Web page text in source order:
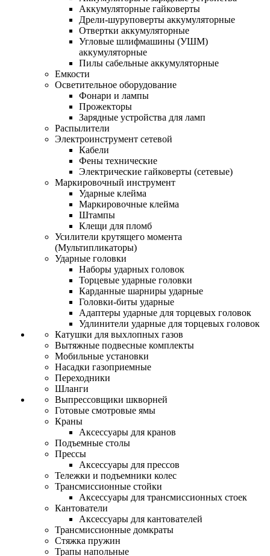
Аккумуляторные гайковерты
Дрели-шуруповерты аккумуляторные
Отвертки аккумуляторные
Угловые шлифмашины (УШМ)
аккумуляторные
Пилы сабельные аккумуляторные
Емкости
Осветительное оборудование
Фонари и лампы
Прожекторы
Зарядные устройства для ламп
Распылители
Электроинструмент сетевой
Кабели
Фены технические
Электрические гайковерты (сетевые)
Маркировочный инструмент
Ударные клейма
Маркировочные клейма
Штампы
Клещи для пломб
Усилители крутящего момента
(Мультипликаторы)
Ударные головки
Наборы ударных головок
Торцевые ударные головки
Карданные шарниры ударные
Головки-биты ударные
Адаптеры ударные для торцевых головок
Удлинители ударные для торцевых головок
Катушки для выхлопных газов
Вытяжные подвесные комплекты
Мобильные установки
Насадки газоприемные
Переходники
Шланги
Выпрессовщики шкворней
Готовые смотровые ямы
Краны
Аксессуары для кранов
Подъемные столы
Прессы
Аксессуары для прессов
Тележки и подъемники колес
Трансмиссионные стойки
Аксессуары для трансмиссионных стоек
Кантователи
Аксессуары для кантователей
Трансмиссионные домкраты
Стяжка пружин
Трапы напольные